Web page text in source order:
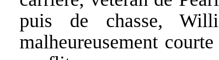
puis de chasse,
malheureusement